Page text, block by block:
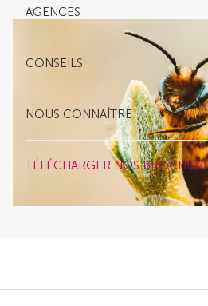
AGENCES
CONSEILS
NOUS CONNAÎTRE
TÉLÉCHARGER NOS